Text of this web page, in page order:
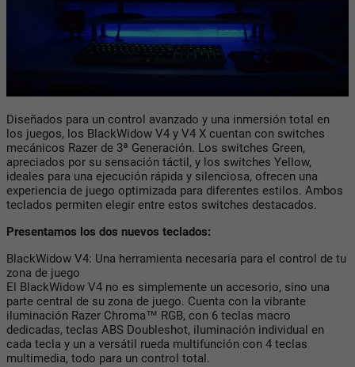
Diseñados para un control avanzado y una inmersión total en
los juegos, los BlackWidow V4 y V4 X cuentan con switches
mecánicos Razer de 3ª Generación. Los switches Green,
apreciados por su sensación táctil, y los switches Yellow,
ideales para una ejecución rápida y silenciosa, ofrecen una
experiencia de juego optimizada para diferentes estilos. Ambos
teclados permiten elegir entre estos switches destacados.
Presentamos los dos nuevos teclados:
BlackWidow V4: Una herramienta necesaria para el control de tu
zona de juego
El BlackWidow V4 no es simplemente un accesorio, sino una
parte central de su zona de juego. Cuenta con la vibrante
iluminación Razer Chroma™ RGB, con 6 teclas macro
dedicadas, teclas ABS Doubleshot, iluminación individual en
cada tecla y un a versátil rueda multifunción con 4 teclas
multimedia, todo para un control total.